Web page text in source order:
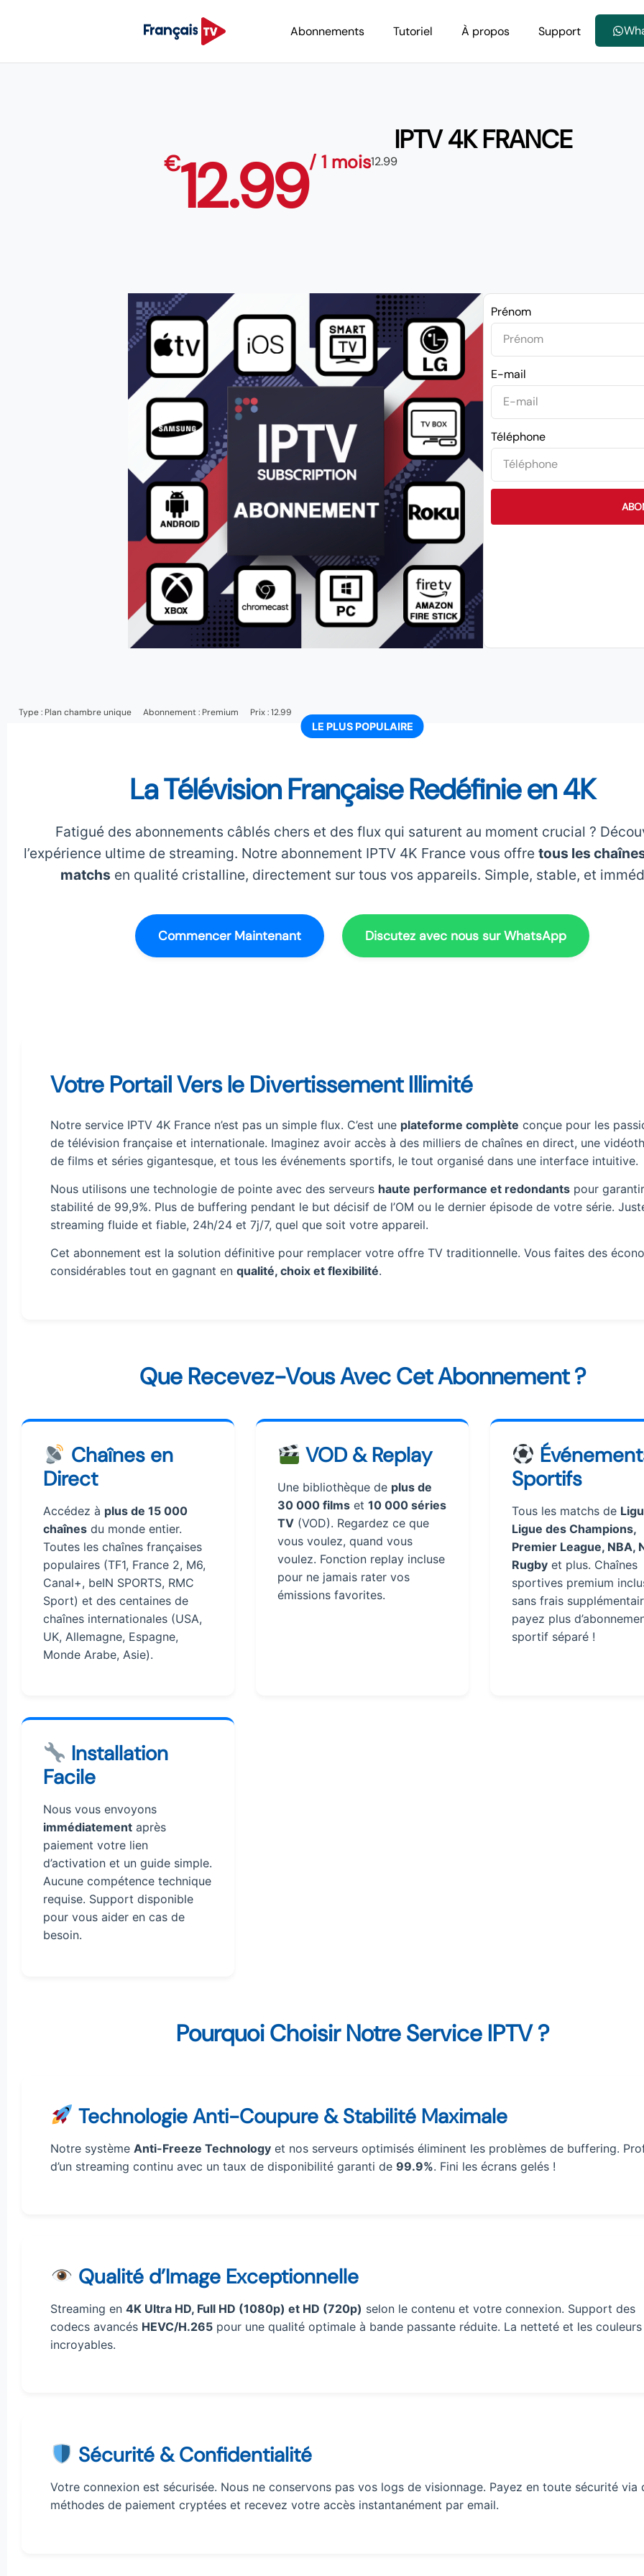
Abonnements Tutoriel À propos Support
IPTV 4K FRANCE
€12.99/ 1 mois12.99
Prénom
E-mail
Téléphone
Type : Plan chambre unique Abonnement : Premium Prix : 12.99
La Télévision Française Redéfinie en 4K
Fatigué des abonnements câblés chers et des flux qui saturent au moment crucial ?
l’expérience ultime de streaming. Notre abonnement IPTV 4K France vous offre tous les
matchs en qualité cristalline, directement sur tous vos appareils. Simple, stable, et
Commencer Maintenant Discutez avec nous sur WhatsApp
Votre Portail Vers le Divertissement Illimité
Notre service IPTV 4K France n’est pas un simple flux. C’est une plateforme complète conçue pour les
de télévision française et internationale. Imaginez avoir accès à des milliers de chaînes en direct, une
de films et séries gigantesque, et tous les événements sportifs, le tout organisé dans une interface intuitive.
Nous utilisons une technologie de pointe avec des serveurs haute performance et redondants pour
stabilité de 99,9%. Plus de buffering pendant le but décisif de l’OM ou le dernier épisode de votre série.
streaming fluide et fiable, 24h/24 et 7j/7, quel que soit votre appareil.
Cet abonnement est la solution définitive pour remplacer votre offre TV traditionnelle. Vous faites des
considérables tout en gagnant en qualité, choix et flexibilité.
Que Recevez-Vous Avec Cet Abonnement ?
Chaînes en
Direct
Accédez à plus de 15 000
chaînes du monde entier.
Toutes les chaînes françaises
populaires (TF1, France 2, M6,
Canal+, beIN SPORTS, RMC
Sport) et des centaines de
chaînes internationales (USA,
UK, Allemagne, Espagne,
Monde Arabe, Asie).
VOD & Replay
Une bibliothèque de plus de
30 000 films et 10 000 séries
TV (VOD). Regardez ce que
vous voulez, quand vous
voulez. Fonction replay incluse
pour ne jamais rater vos
émissions favorites.
Sportifs
Tous les matchs de
Ligue des Champions,
Premier League, NBA,
Rugby et plus. Chaînes
sportives premium
sans frais
payez plus
sportif séparé !
Installation
Facile
Nous vous envoyons
immédiatement après
paiement votre lien
d’activation et un guide simple.
Aucune compétence technique
requise. Support disponible
pour vous aider en cas de
besoin.
Pourquoi Choisir Notre Service IPTV ?
Technologie Anti-Coupure & Stabilité Maximale
Notre système Anti-Freeze Technology et nos serveurs optimisés éliminent les problèmes de buffering.
d’un streaming continu avec un taux de disponibilité garanti de 99.9%. Fini les écrans gelés !
Qualité d’Image Exceptionnelle
Streaming en 4K Ultra HD, Full HD (1080p) et HD (720p) selon le contenu et votre connexion. Support des
codecs avancés HEVC/H.265 pour une qualité optimale à bande passante réduite. La netteté et les
incroyables.
Sécurité & Confidentialité
Votre connexion est sécurisée. Nous ne conservons pas vos logs de visionnage. Payez en toute sécurité via
méthodes de paiement cryptées et recevez votre accès instantanément par email.
LE PLUS POPULAIRE